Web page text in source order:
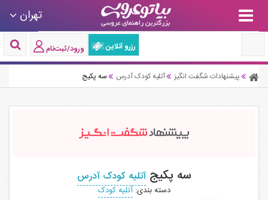
تهران
رزرو آنلاین ورود/ثبت‌نام
پیشنهادات شگفت انگیز آتلیه کودک آدرس سه پکیج
سه پکیجآتلیه کودک آدرس
دسته بندی:آتلیه کودک